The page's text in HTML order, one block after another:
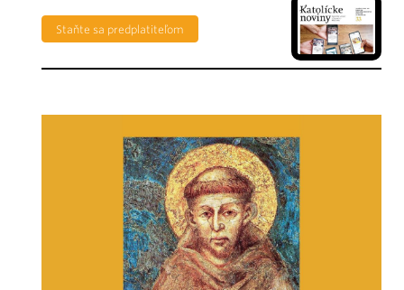
Staňte sa predplatiteľom